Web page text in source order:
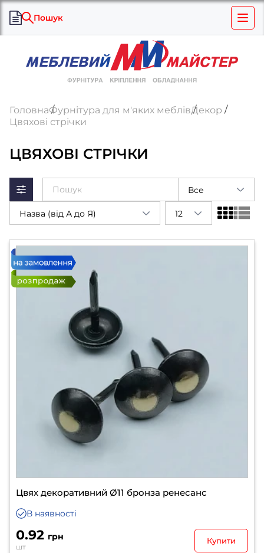
Пошук
ГоловнаФурнітура для м'яких меблівДекор
Цвяхові стрічки
ЦВЯХОВІ СТРІЧКИ
Все
Назва (від А до Я) 12
Цвях декоративний Ø11 бронза ренесанс
В наявності
0.92 грн
шт
Купити